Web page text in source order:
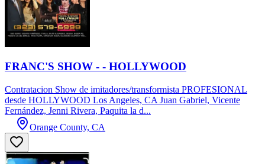
FRANC'S SHOW - - HOLLYWOOD
Contratacion Show de imitadores/transformista PROFESIONAL
desde HOLLYWOOD Los Angeles, CA Juan Gabriel, Vicente
Fernández, Jenni Rivera, Paquita la d...
Orange County, CA